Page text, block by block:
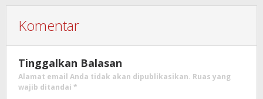
AKUNTANSI
EKONOMI
PEMBANGUNAN
Citra
Komentar
Tinggalkan Balasan
Alamat email Anda tidak akan dipublikasikan. Ruas yang
wajib ditandai *